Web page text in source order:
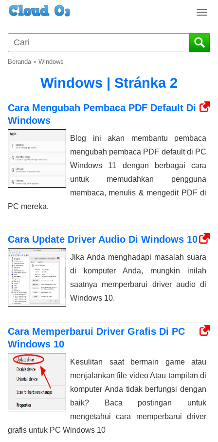
T
g
g
i
t
i
o
Beranda» Windows
Windows | Stránka 2
Cara Mengubah Pembaca PDF Default Di
Windows
Blog ini akan membantu pembaca
mengubah pembaca PDF default di PC
Windows 11 dengan berbagai cara
untuk memudahkan pengguna
membaca, menulis & mengedit PDF di
PC mereka.
Cara Update Driver Audio Di Windows 10
Jika Anda menghadapi masalah suara
di komputer Anda, mungkin inilah
saatnya memperbarui driver audio di
Windows 10.
Cara Memperbarui Driver Grafis Di PC
Windows 10
Kesulitan saat bermain game atau
menjalankan file video Atau tampilan di
komputer Anda tidak berfungsi dengan
baik? Baca postingan untuk
mengetahui cara memperbarui driver
grafis untuk PC Windows 10